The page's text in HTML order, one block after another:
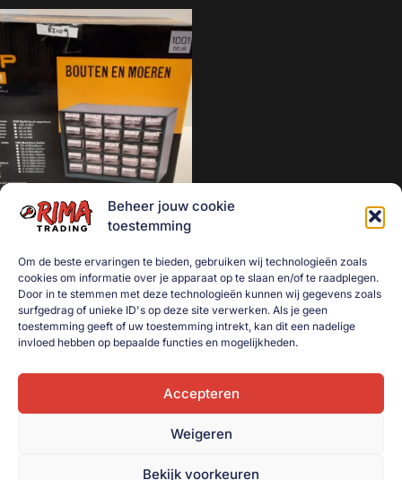
Beheer jouw cookie
toestemming
Om de beste ervaringen te bieden, gebruiken wij technologieën zoals
cookies om informatie over je apparaat op te slaan en/of te raadplegen.
Door in te stemmen met deze technologieën kunnen wij gegevens zoals
surfgedrag of unieke ID's op deze site verwerken. Als je geen
toestemming geeft of uw toestemming intrekt, kan dit een nadelige
invloed hebben op bepaalde functies en mogelijkheden.
Accepteren
Weigeren
Bekijk voorkeuren
€19
19
Geen categorie
Mancave decoratie
Modelauto's
Aanhanger onderdelen
Afzetmateriaal
Automotive
Bakken
Bakken gebruikt
Dekselbakken
Dieren
Elektra
Bouten en moeren kast 1001-
19,50
Toevoegen aan
winkelwagen